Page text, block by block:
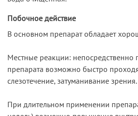
Побочное действие
В основном препарат обладает
Местные реакции: непосредственно
препарата возможно быстро
слезотечение, затуманивание зрения.
При длительном применении